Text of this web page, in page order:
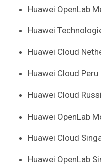
Huawei OpenLab
Huawei
Huawei Cloud
Huawei Cloud Peru
Huawei Cloud
Huawei OpenLab
Huawei Cloud
Huawei OpenLab